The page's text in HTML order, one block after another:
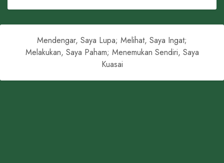
Mendengar, Saya Lupa; Melihat, Saya Ingat;
Melakukan, Saya Paham; Menemukan Sendiri, Saya
Kuasai